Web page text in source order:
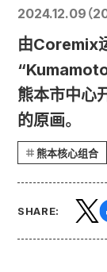
2024.12.09 （
由Coremix
熊本市中心
的原画。
熊本核心组合
SHARE: